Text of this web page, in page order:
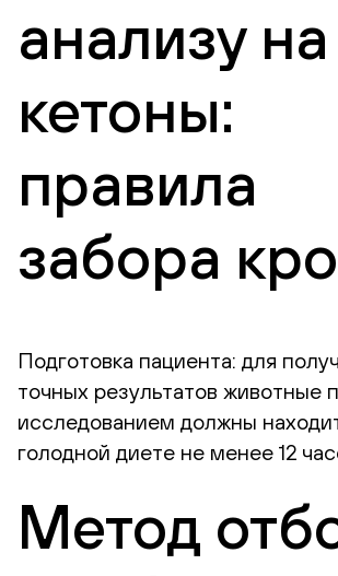
анализу на
кетоны:
правила
забора
Подготовка пациента: для
точных результатов животные
исследованием должны
голодной диете не менее 12
Метод